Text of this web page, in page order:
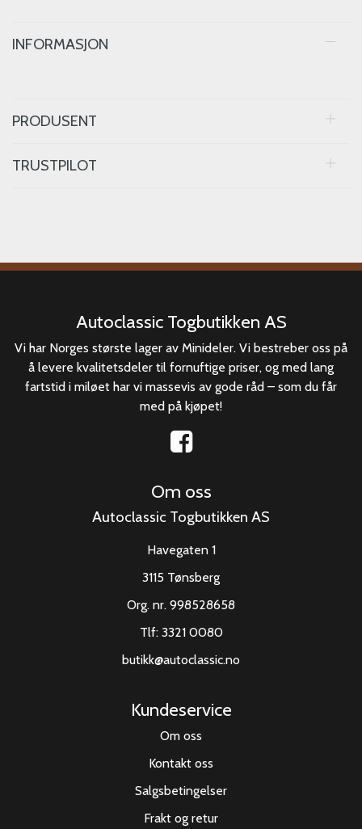
INFORMASJON
PRODUSENT
TRUSTPILOT
Autoclassic Togbutikken AS
Vi har Norges største lager av Minideler. Vi bestreber oss på
å levere kvalitetsdeler til fornuftige priser, og med lang
fartstid i miløet har vi massevis av gode råd – som du får
med på kjøpet!
Om oss
Autoclassic Togbutikken AS
Havegaten 1
3115 Tønsberg
Org. nr. 998528658
Tlf: 3321 0080
butikk@autoclassic.no
Kundeservice
Om oss
Kontakt oss
Salgsbetingelser
Frakt og retur